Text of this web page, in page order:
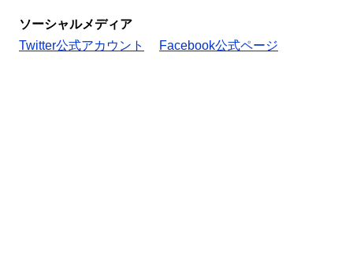
ソーシャルメディア
Twitter公式アカウント
Facebook公式ページ